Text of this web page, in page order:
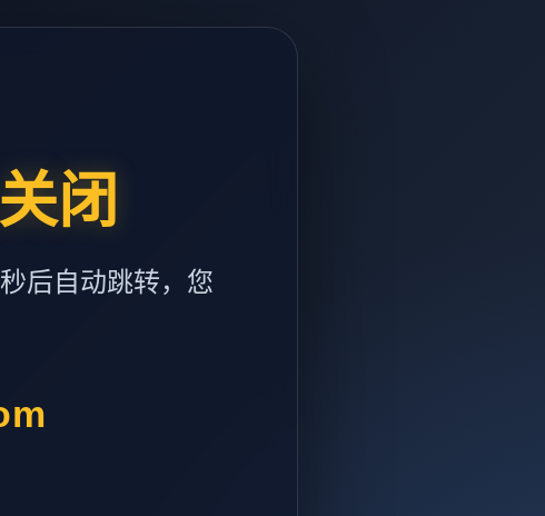
闭
后自动跳转，您